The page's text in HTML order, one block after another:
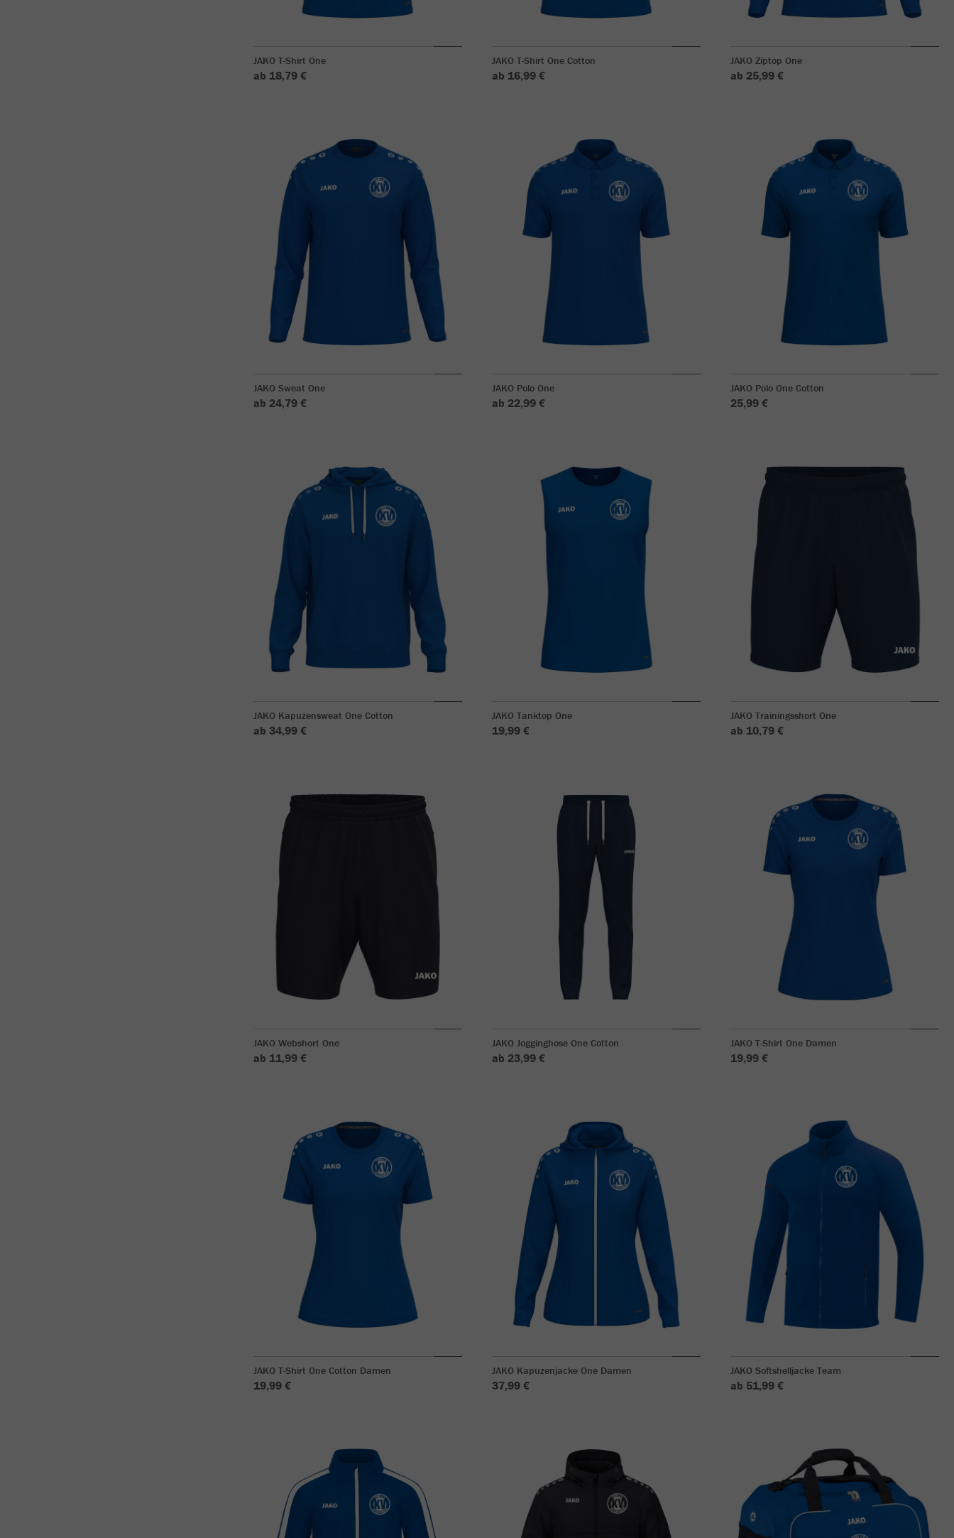
JAKO T-Shirt One
ab 18,79 €
JAKO T-Shirt One Cotton
ab 16,99 €
JAKO Ziptop One
ab 25,99 €
JAKO Sweat One
ab 24,79 €
JAKO Polo One
ab 22,99 €
JAKO Polo One Cotton
25,99 €
JAKO Kapuzensweat One Cotton
ab 34,99 €
JAKO Tanktop One
19,99 €
JAKO Trainingsshort One
ab 10,79 €
JAKO Webshort One
ab 11,99 €
JAKO Jogginghose One Cotton
ab 23,99 €
JAKO T-Shirt One Damen
19,99 €
JAKO T-Shirt One Cotton Damen
19,99 €
JAKO Kapuzenjacke One Damen
37,99 €
JAKO Softshelljacke Team
ab 51,99 €